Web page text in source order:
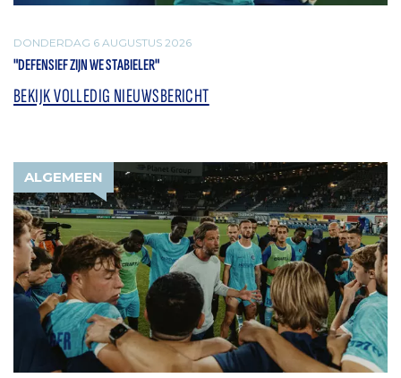
DONDERDAG 6 AUGUSTUS 2026
"DEFENSIEF ZIJN WE STABIELER"
BEKIJK VOLLEDIG NIEUWSBERICHT
ALGEMEEN